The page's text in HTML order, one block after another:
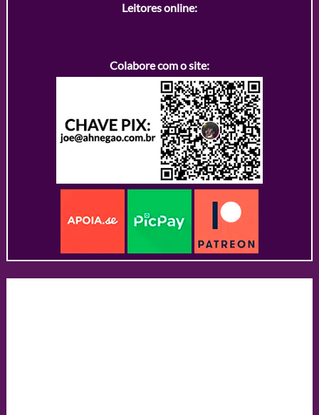
Leitores online:
Colabore com o site: